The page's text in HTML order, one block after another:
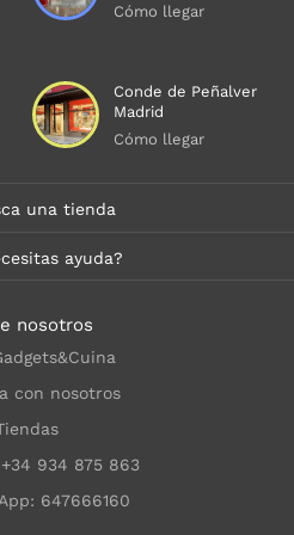
Cómo llegar
Conde de Peñalver
Madrid
Cómo llegar
una tienda
ayuda?
nosotros
con nosotros
934 875 863
647666160